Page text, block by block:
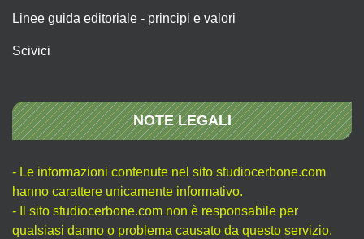
Linee guida editoriale - principi e valori
Scivici
NOTE LEGALI
- Le informazioni contenute nel sito studiocerbone.com
hanno carattere unicamente informativo.
- Il sito studiocerbone.com non è responsabile per
qualsiasi danno o problema causato da questo servizio.